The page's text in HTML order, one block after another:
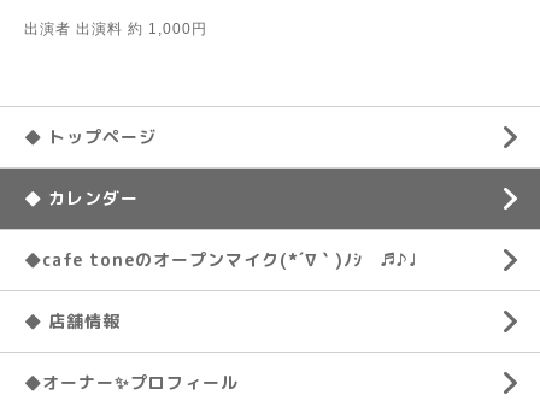
出演者 出演料 約 1,000円
◆ トップページ
◆ カレンダー
◆cafe toneのオープンマイク(*´∇｀)ﾉｼ ♬♪♩
◆ 店舗情報
◆オーナー✨プロフィール